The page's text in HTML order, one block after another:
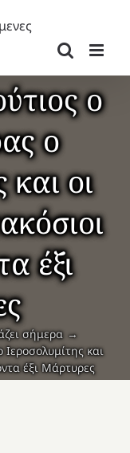
ο
ο
και οι
έξι
σήμερα
και
έξι Μάρτυρες